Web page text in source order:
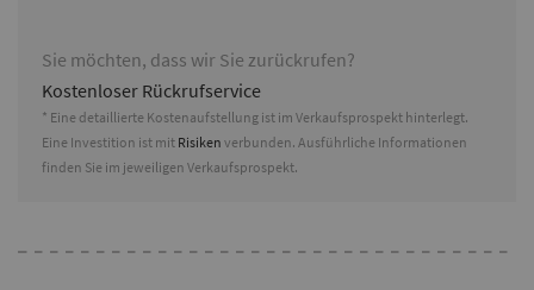
Sie möchten, dass wir Sie zurückrufen?
Kostenloser Rückrufservice
* Eine detaillierte Kostenaufstellung ist im Verkaufsprospekt hinterlegt.
Eine Investition ist mitRisikenverbunden. Ausführliche Informationen
finden Sie im jeweiligen Verkaufsprospekt.